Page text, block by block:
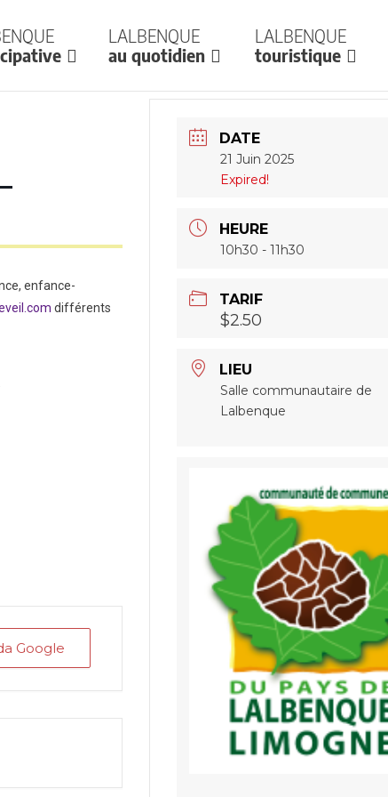
Lalbenque
au quotidien
Lalbenque
touristique
enfance-
différents
Google
DATE
21 Juin 2025
Expired!
HEURE
10h30 - 11h30
TARIF
$2.50
LIEU
Salle communautaire de
Lalbenque